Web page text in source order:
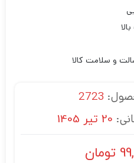
و سلامت کالا
2723
20 تیر 1405
تومان